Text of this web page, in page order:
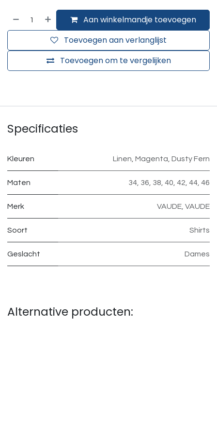
Aan winkelmandje toevoegen
Toevoegen om te vergelijken
Toevoegen aan verlanglijst
Specificaties
Kleuren Linen Magenta Dusty Fern
Maten 34 36 38 40 42 44 46
Merk VAUDE VAUDE
Soort Shirts
Geslacht Dames
Alternative producten: